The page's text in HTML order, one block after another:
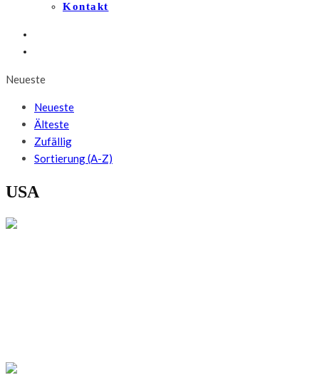
Kontakt
Neueste
Neueste
Älteste
Zufällig
Sortierung (A-Z)
USA